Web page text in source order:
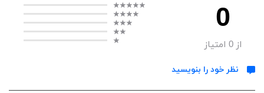
0
از0 امتیاز
نظر خود را بنویسید